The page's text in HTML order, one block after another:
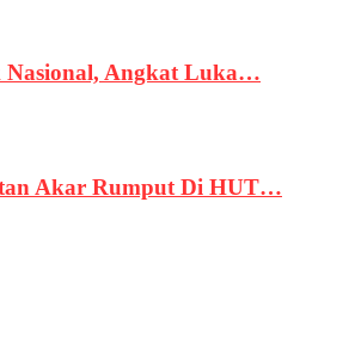
Nasional, Angkat Luka…
Akar Rumput Di HUT…